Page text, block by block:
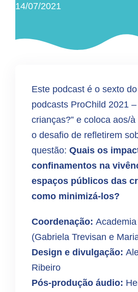
14/07/2021
Este podcast é o sexto
podcasts ProChild 2021 –
crianças?” e coloca aos/
o desafio de refletirem
questão:Quais os
confinamentos na
espaços públicos das
como minimizá-los?
Coordenação:
(Gabriela Trevisan e
Design e divulgação:
Ribeiro
Pós-produção áudio: